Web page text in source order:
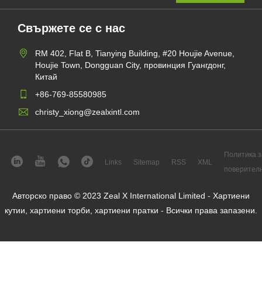
Свържете се с нас
RM 402, Flat B, Tianying Building, #20 Houjie Avenue,
Houjie Town, Dongguan City, провинция Гуангдонг,
Китай
+86-769-85580985
christy_xiong@zealxintl.com
Links Sitemap RSS XML
Политика
Авторско право © 2023 Zeal X International Limited - Хартиени
кутии, хартиени торби, хартиени пратки - Всички права запазени.